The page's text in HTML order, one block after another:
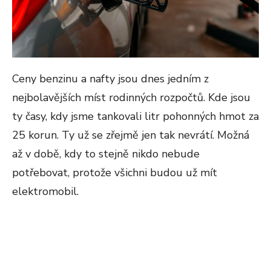
Ceny benzinu a nafty jsou dnes jedním z
nejbolavějších míst rodinných rozpočtů. Kde jsou
ty časy, kdy jsme tankovali litr pohonných hmot za
25 korun. Ty už se zřejmě jen tak nevrátí. Možná
až v době, kdy to stejně nikdo nebude
potřebovat, protože všichni budou už mít
elektromobil.